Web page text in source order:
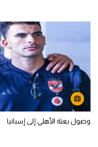
وصول بعثة الأهلي إلى إسبانيا